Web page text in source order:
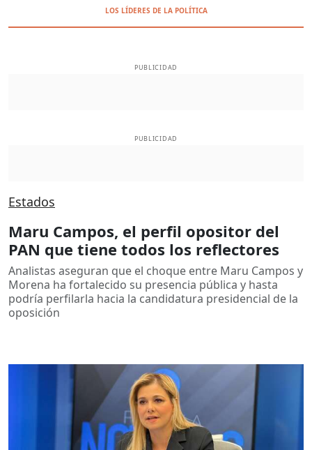
LOS LÍDERES DE LA POLÍTICA
PUBLICIDAD
PUBLICIDAD
Estados
Maru Campos, el perfil opositor del
PAN que tiene todos los reflectores
Analistas aseguran que el choque entre Maru Campos y
Morena ha fortalecido su presencia pública y hasta
podría perfilarla hacia la candidatura presidencial de la
oposición